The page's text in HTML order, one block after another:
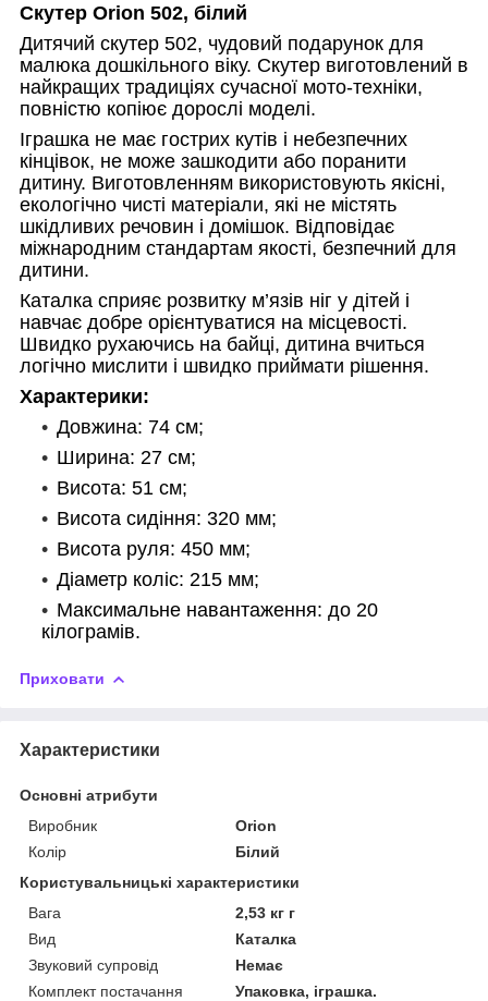
Скутер Orion 502, білий
Дитячий скутер 502, чудовий подарунок для
малюка дошкільного віку. Скутер виготовлений в
найкращих традиціях сучасної мото-техніки,
повністю копіює дорослі моделі.
Іграшка не має гострих кутів і небезпечних
кінцівок, не може зашкодити або поранити
дитину. Виготовленням використовують якісні,
екологічно чисті матеріали, які не містять
шкідливих речовин і домішок. Відповідає
міжнародним стандартам якості, безпечний для
дитини.
Каталка сприяє розвитку м’язів ніг у дітей і
навчає добре орієнтуватися на місцевості.
Швидко рухаючись на байці, дитина вчиться
логічно мислити і швидко приймати рішення.
Характерики:
Довжина: 74 см;
Ширина: 27 см;
Висота: 51 см;
Висота сидіння: 320 мм;
Висота руля: 450 мм;
Діаметр коліс: 215 мм;
Максимальне навантаження: до 20
кілограмів.
Приховати
Характеристики
Основні атрибути
Виробник
Orion
Колір
Білий
Користувальницькі характеристики
Вага
2,53 кг г
Вид
Каталка
Звуковий супровід
Немає
Комплект постачання
Упаковка, іграшка.